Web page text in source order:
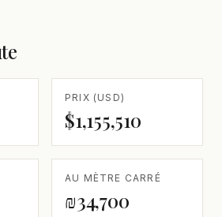
PRIX (USD)
$1,155,510
AU MÈTRE CARRÉ
₪34,700